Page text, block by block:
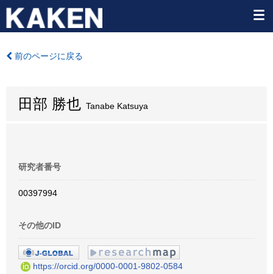
前のページに戻る
田部 勝也 Tanabe Katsuya
研究者番号
00397994
その他のID
https://orcid.org/0000-0001-9802-0584